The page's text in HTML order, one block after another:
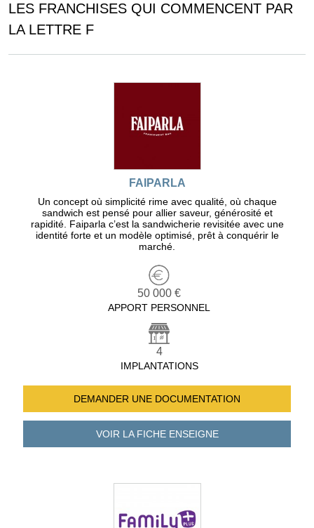
LES FRANCHISES QUI COMMENCENT PAR
LA LETTRE F
FAIPARLA
Un concept où simplicité rime avec qualité, où chaque
sandwich est pensé pour allier saveur, générosité et
rapidité. Faiparla c’est la sandwicherie revisitée avec une
identité forte et un modèle optimisé, prêt à conquérir le
marché.
50 000 €
APPORT PERSONNEL
4
IMPLANTATIONS
DEMANDER UNE DOCUMENTATION
VOIR LA FICHEENSEIGNE